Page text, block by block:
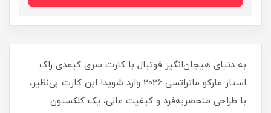
به دنیای هیجان‌انگیز فوتبال با کارت سری کیمدی راک
استار مارکو ماتراتسی 2026 وارد شوید! این کارت بی‌نظیر،
با طراحی منحصر‌به‌فرد و کیفیت عالی، یک کلکسیون